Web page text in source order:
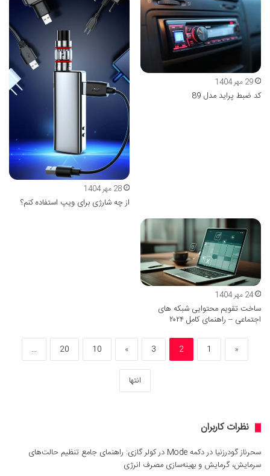
29 مهر 1404
کد ضبط پراید مدل 89
28 مهر 1404
از چه شارژی برای ویپ استفاده کنم؟
24 مهر 1404
ساخت تقویم محتوایی شبکه های
اجتماعی – راهنمای کامل ۲۰۲۴
«
1
2
3
»
10
20
...
انتها
نظرات کاربران
سحرناز گودرزنیا در
دکمه Mode در کولر گازی: راهنمای جامع تنظیم حالت‌های
سرمایش، گرمایش و بهینه‌سازی مصرف انرژی